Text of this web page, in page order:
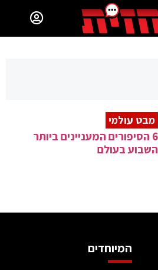
מבט עולמי
6 הסיפורים המעניינים ביותר
השבוע בעולם
המיוחדים